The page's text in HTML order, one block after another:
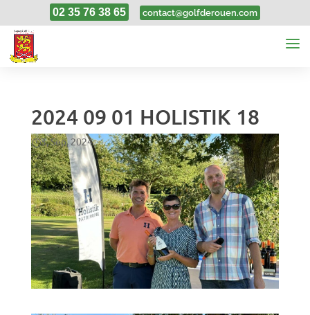
02 35 76 38 65 contact@golfderouen.com
2024 09 01 HOLISTIK 18
3, Sep, 2024